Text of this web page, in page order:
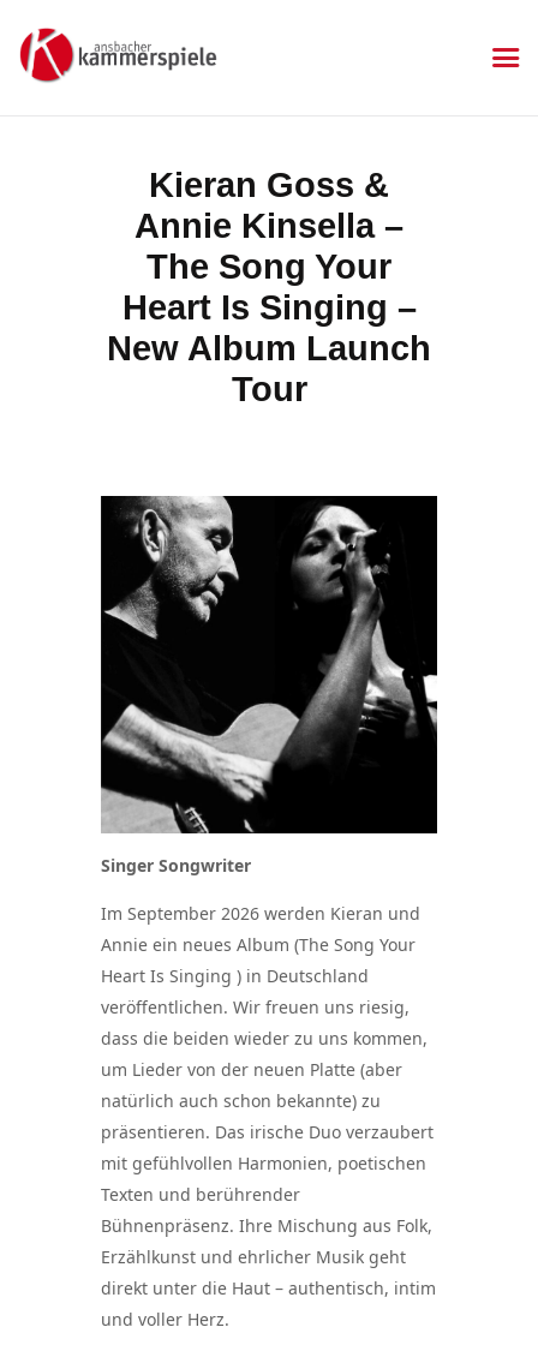
Kieran Goss &
Annie Kinsella –
The Song Your
Heart Is Singing –
New Album Launch
Tour
KAMMERSPIELE
Aktuelles
Kartenkauf
Die Kammerspiele
Mitgliedschaft
Gastronomie
Sponsoren
Kontakt & Anfahrt
Singer Songwriter
Im September 2026 werden Kieran und
Annie ein neues Album (The Song Your
Heart Is Singing ) in Deutschland
veröffentlichen. Wir freuen uns riesig,
dass die beiden wieder zu uns kommen,
um Lieder von der neuen Platte (aber
natürlich auch schon bekannte) zu
präsentieren. Das irische Duo verzaubert
mit gefühlvollen Harmonien, poetischen
Texten und berührender
Bühnenpräsenz. Ihre Mischung aus Folk,
Erzählkunst und ehrlicher Musik geht
direkt unter die Haut – authentisch, intim
und voller Herz.